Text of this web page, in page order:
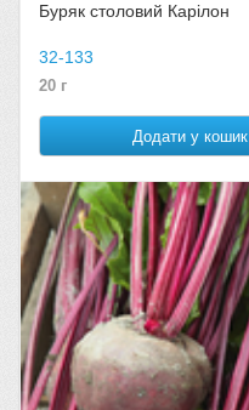
Буряк столовий Карілон
32-133
20 г
Додати у кошик